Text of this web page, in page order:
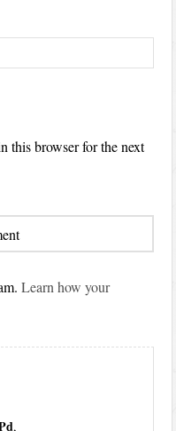
this browser for the next
Learn how your
,